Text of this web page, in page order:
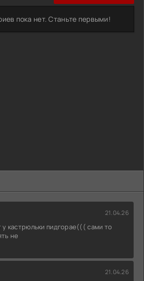
21.04.26
у кастрюльки пидгорае((( сами то
не
21.04.26
пока нет. Станьте первыми!